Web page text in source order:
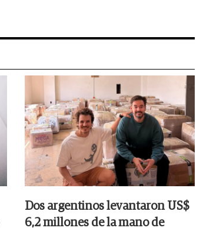
Dos argentinos levantaron US$
6,2 millones de la mano de